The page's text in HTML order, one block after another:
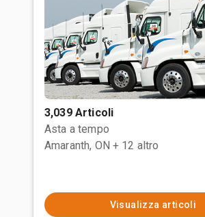
3,039 Articoli
Asta a tempo
Amaranth, ON + 12 altro
Visualizza articoli